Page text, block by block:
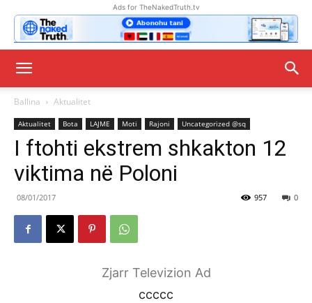
Ads for TheNakedTruth.tv
Ballina Aktualitet
Aktualitet Bota LAJME Moti Rajoni Uncategorized @sq
I ftohti ekstrem shkakton 12
viktima në Poloni
08/01/2017 0
957
Zjarr Televizion Ad
ccccc